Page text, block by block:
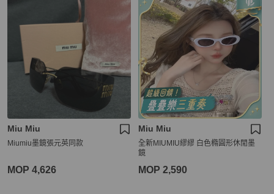
Miu Miu
Miumiu墨鏡張元英同款
MOP 4,626
Miu Miu
全新MIUMIU繆繆 白色橢圓形休閒墨
鏡
MOP 2,590